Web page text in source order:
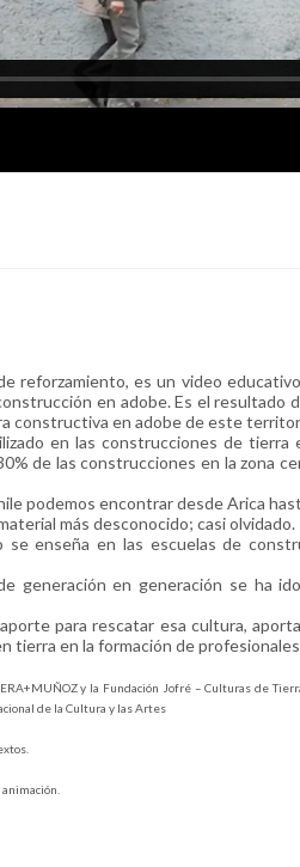
reforzamiento, es un video
en adobe. Es el resultado
constructiva en adobe de este
en las construcciones de
de las construcciones en la zona
podemos encontrar desde Arica
más desconocido; casi olvidado.
se enseña en las escuelas de
generación en generación se ha
para rescatar esa cultura,
tierra en la formación de
y la Fundación Jofré – Culturas de
de la Cultura y las Artes